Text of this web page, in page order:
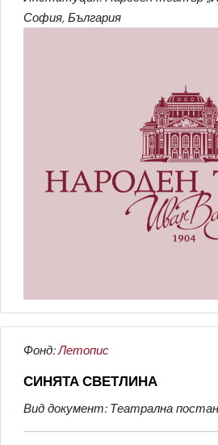
София, България
Фонд:Летопис
СИНЯТА СВЕТЛИНА
Вид документ: Театрална